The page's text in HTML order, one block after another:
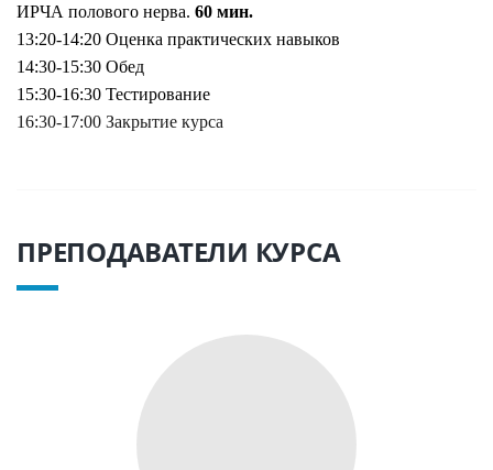
ИРЧА полового нерва. 60 мин.
13:20-14:20 Оценка практических навыков
14:30-15:30 Обед
15:30-16:30 Тестирование
16:30-17:00 Закрытие курса
ПРЕПОДАВАТЕЛИ КУРСА